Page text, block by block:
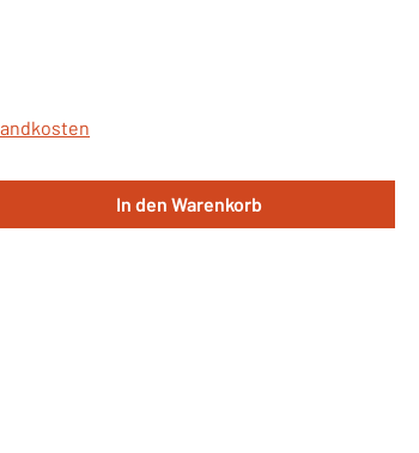
den gewünschten Wert ein
In den Warenkorb